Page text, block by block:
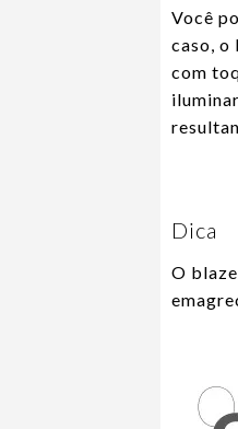
Você
caso, o
com
Dica
O